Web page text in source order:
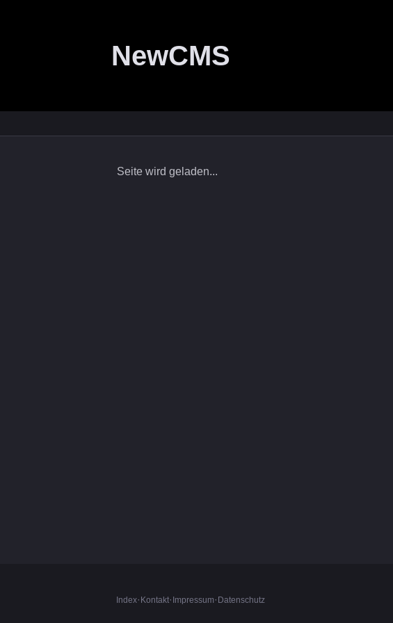
NewCMS
Seite wird geladen...
Index· Kontakt· Impressum· Datenschutz